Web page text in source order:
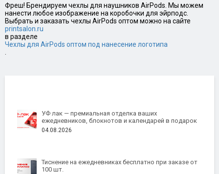
Фреш! Брендируем чехлы для наушников AirPods. Мы можем
нанести любое изображение на коробочки для эйрподс.
Выбрать и заказать чехлы AirPods оптом можно на сайте
printsalon.ru
в разделе
Чехлы для AirPods оптом под нанесение логотипа
.
УФ лак — премиальная отделка ваших
ежедневников, блокнотов и календарей в подарок
04.08.2026
Тиснение на ежедневниках бесплатно при заказе от
100 шт.